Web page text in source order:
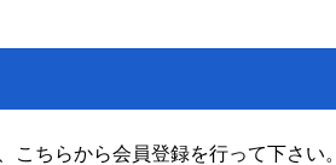
こちらから会員登録を行って下さい。